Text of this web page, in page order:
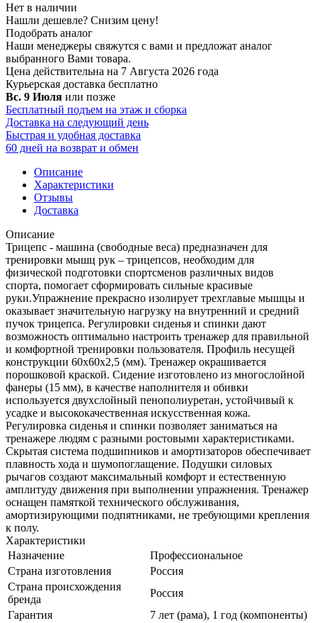
Нет в наличии
Нашли дешевле? Снизим цену!
Подобрать аналог
Наши менеджеры свяжутся с вами и предложат аналог
выбранного Вами товара.
Цена действительна на 7 Августа 2026 года
Курьерская доставка бесплатно
Вс. 9 Июля или позже
Бесплатный подъем на этаж и сборка
Доставка на следующий день
Быстрая и удобная доставка
60 дней на возврат и обмен
Описание
Характеристики
Отзывы
Доставка
Описание
Трицепс - машина (свободные веса) предназначен для
тренировки мышц рук – трицепсов, необходим для
физической подготовки спортсменов различных видов
спорта, помогает сформировать сильные красивые
руки.Упражнение прекрасно изолирует трехглавые мышцы и
оказывает значительную нагрузку на внутренний и средний
пучок трицепса. Регулировки сиденья и спинки дают
возможность оптимально настроить тренажер для правильной
и комфортной тренировки пользователя. Профиль несущей
конструкции 60х60х2,5 (мм). Тренажер окрашивается
порошковой краской. Сидение изготовлено из многослойной
фанеры (15 мм), в качестве наполнителя и обивки
используется двухслойный пенополиуретан, устойчивый к
усадке и высококачественная искусственная кожа.
Регулировка сиденья и спинки позволяет заниматься на
тренажере людям с разными ростовыми характеристиками.
Скрытая система подшипников и амортизаторов обеспечивает
плавность хода и шумопоглащение. Подушки силовых
рычагов создают максимальный комфорт и естественную
амплитуду движения при выполнении упражнения. Тренажер
оснащен памяткой технического обслуживания,
амортизирующими подпятниками, не требующими крепления
к полу.
Характеристики
Назначение
Профессиональное
Страна изготовления
Россия
Страна происхождения
бренда
Россия
Гарантия
7 лет (рама), 1 год (компоненты)